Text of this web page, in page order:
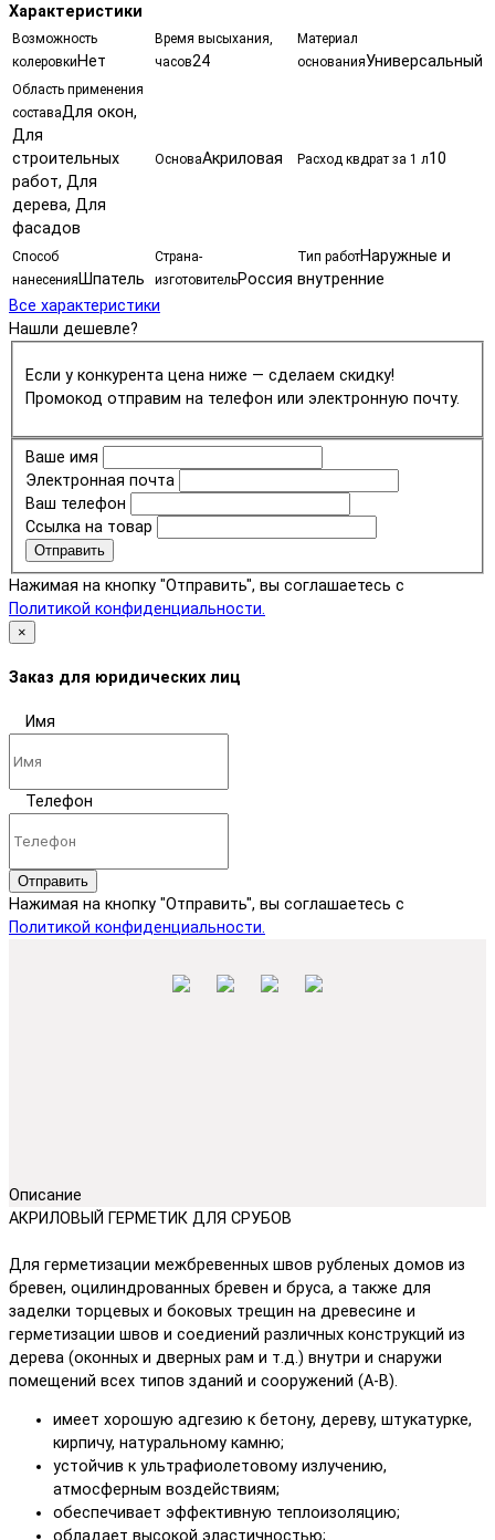
Характеристики
Возможность
колеровки Нет
Время высыхания,
часов24
Материал
основанияУниверсальный
Область применения
составаДля окон,
Для
строительных
работ, Для
дерева, Для
фасадов
ОсноваАкриловая Расход квдрат за 1 л10
Способ
нанесения Шпатель
Страна-
изготовительРоссия
Тип работНаружные и
внутренние
Все характеристики
Нашли дешевле?
Если у конкурента цена ниже — сделаем скидку!
Промокод отправим на телефон или электронную почту.
Ваше имя
Электронная почта
Ваш телефон
Ссылка на товар
Отправить
Нажимая на кнопку "Отправить", вы соглашаетесь с
Политикой конфиденциальности.
×
Заказ для юридических лиц
Имя
Телефон
Отправить
Нажимая на кнопку "Отправить", вы соглашаетесь с
Политикой конфиденциальности.
Описание
АКРИЛОВЫЙ ГЕРМЕТИК ДЛЯ СРУБОВ
Для герметизации межбревенных швов рубленых домов из
бревен, оцилиндрованных бревен и бруса, а также для
заделки торцевых и боковых трещин на древесине и
герметизации швов и соедиений различных конструкций из
дерева (оконных и дверных рам и т.д.) внутри и снаружи
помещений всех типов зданий и сооружений (А-В).
имеет хорошую адгезию к бетону, дереву, штукатурке,
кирпичу, натуральному камню;
устойчив к ультрафиолетовому излучению,
атмосферным воздействиям;
обеспечивает эффективную теплоизоляцию;
обладает высокой эластичностью;